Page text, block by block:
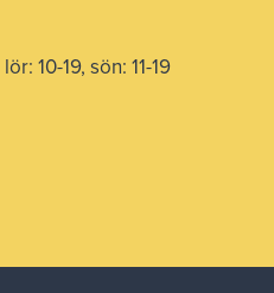
10-19, sön: 11-19